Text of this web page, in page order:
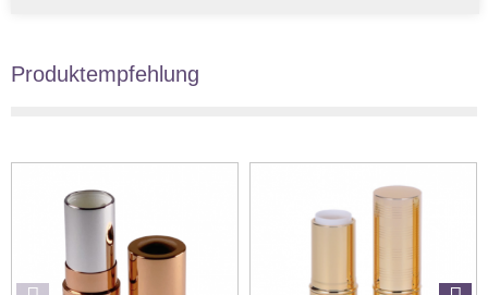
Produktempfehlung